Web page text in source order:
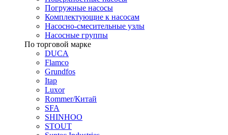
Погружные насосы
Комплектующие к насосам
Насосно-смесительные узлы
Насосные группы
По торговой марке
DUCA
Flamco
Grundfos
Itap
Luxor
Rommer/Китай
SFA
SHINHOO
STOUT